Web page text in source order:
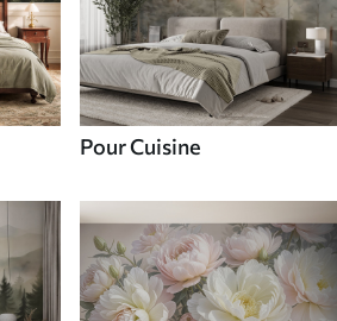
Pour Cuisine